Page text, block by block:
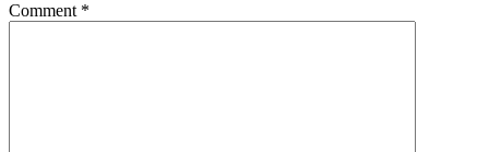
Comment *